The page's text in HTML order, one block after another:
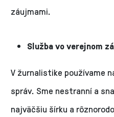
záujmami.
Služba vo verejnom
V žurnalistike používame
správ. Sme nestranní a
najväčšiu šírku a